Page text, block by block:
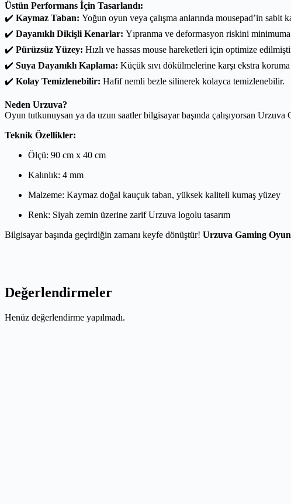
Üstün Performans İçin Tasarlandı:
✔️ Kaymaz Taban: Yoğun oyun veya çalışma anlarında mousepad’in sabit
✔️ Dayanıklı Dikişli Kenarlar: Yıpranma ve deformasyon riskini
✔️ Pürüzsüz Yüzey: Hızlı ve hassas mouse hareketleri için optimize
✔️ Suya Dayanıklı Kaplama: Küçük sıvı dökülmelerine karşı ekstra koruma
✔️ Kolay Temizlenebilir: Hafif nemli bezle silinerek kolayca temizlenebilir.
Neden Urzuva?
Oyun tutkunuysan ya da uzun saatler bilgisayar başında çalışıyorsan
Teknik Özellikler:
Ölçü: 90 cm x 40 cm
Kalınlık: 4 mm
Malzeme: Kaymaz doğal kauçuk taban, yüksek kaliteli kumaş yüzey
Renk: Siyah zemin üzerine zarif Urzuva logolu tasarım
Bilgisayar başında geçirdiğin zamanı keyfe dönüştür! Urzuva Gaming
Değerlendirmeler
Henüz değerlendirme yapılmadı.